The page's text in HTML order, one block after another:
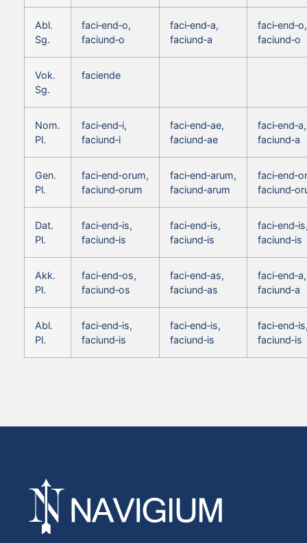
Abl.
Sg.
faci‑end‑o,
faciund‑o
faci‑end‑a,
faciund‑a
faci‑end‑o,
faciund‑o
Vok.
Sg.
faciende
Nom.
Pl.
faci‑end‑i,
faciund‑i
faci‑end‑ae,
faciund‑ae
faci‑end‑a,
faciund‑a
Gen.
Pl.
faci‑end‑orum,
faciund‑orum
faci‑end‑arum,
faciund‑arum
Dat.
Pl.
faci‑end‑is,
faciund‑is
faci‑end‑is,
faciund‑is
faciund‑is
Akk.
Pl.
faci‑end‑os,
faciund‑os
faci‑end‑as,
faciund‑as
faci‑end‑a,
faciund‑a
Abl.
Pl.
faci‑end‑is,
faciund‑is
faci‑end‑is,
faciund‑is
faciund‑is